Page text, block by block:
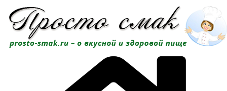
Перейти
содержимому